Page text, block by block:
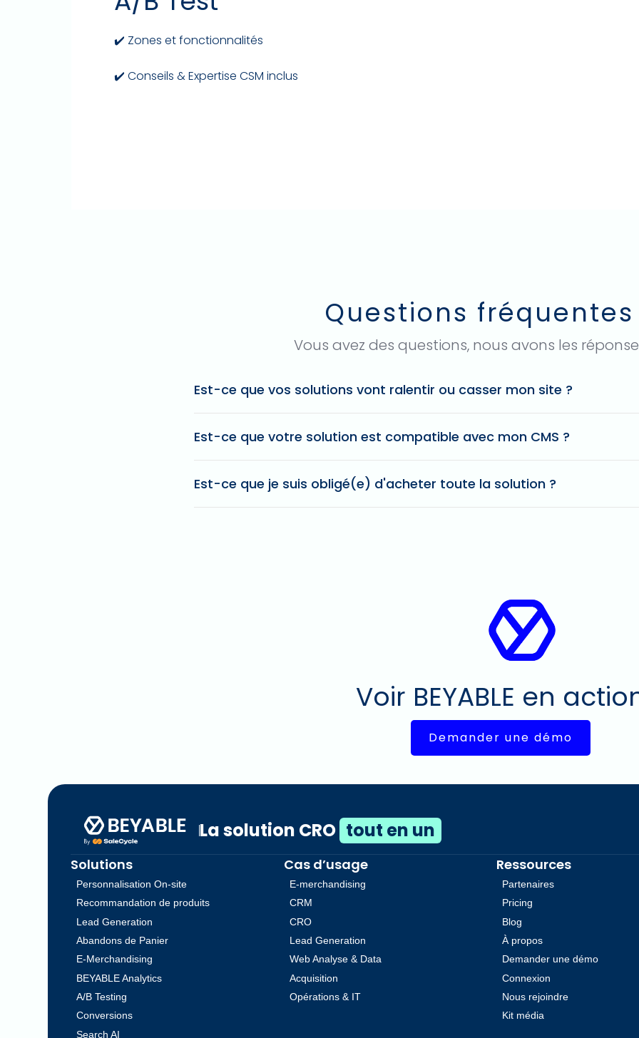
✔️ Zones et fonctionnalités
✔️ Conseils & Expertise CSM inclus
Questions fréquentes
Vous avez des questions, nous avons les
Est-ce que vos solutions vont ralentir ou casser mon site ?
Est-ce que votre solution est compatible avec mon CMS ?
Est-ce que je suis obligé(e) d'acheter toute la solution ?
Voir BEYABLE en
Demander une démo
La solution CRO tout en un
Solutions
Personnalisation On-site
Recommandation de produits
Lead Generation
Abandons de Panier
E-Merchandising
BEYABLE Analytics
A/B Testing
Conversions
Search AI
Cas d’usage
E-merchandising
CRM
CRO
Lead Generation
Web Analyse & Data
Acquisition
Opérations & IT
Ressources
Partenaires
Pricing
Blog
À propos
Demander une démo
Connexion
Nous rejoindre
Kit média